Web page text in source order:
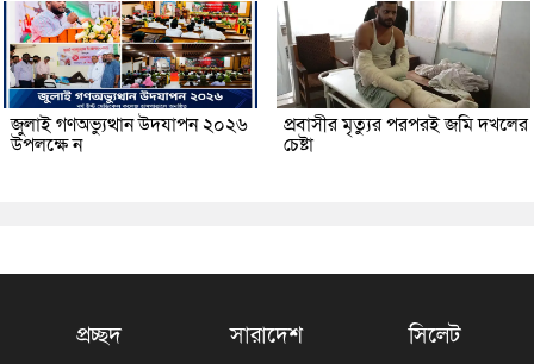
জুলাই গণঅভ্যুত্থান উদযাপন ২০২৬
উপলক্ষে ন
প্রবাসীর মৃত্যুর পরপরই জমি দখলের
চেষ্টা
প্রচ্ছদ সারাদেশ
সিলেট